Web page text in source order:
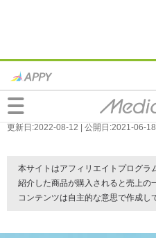
なぜ？捻挫の痛みが
治らなければ病院行
更新日:2022-08-12 | 公開日:2021-06-18
本サイトはアフィリエイトプログラ
紹介した商品が購入されると売上の
コンテンツは自主的な意思で作成し